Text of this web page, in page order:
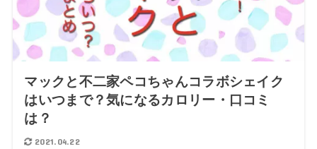
マックと不二家ペコちゃんコラボシェイク
はいつまで？気になるカロリー・口コミ
は？
2021.04.22